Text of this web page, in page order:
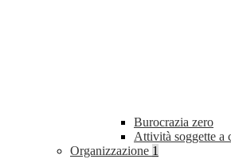
Burocrazia zero
Attività soggette a
Organizzazione 1